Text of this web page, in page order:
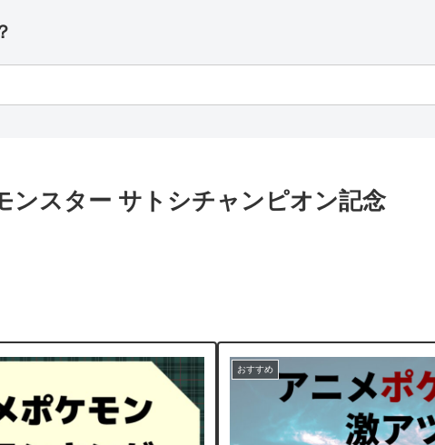
ンスター サトシチャンピオン記念
おすすめ